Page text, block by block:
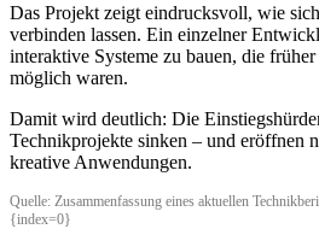
Das Projekt zeigt eindrucksvoll, wie
verbinden lassen. Ein einzelner
interaktive Systeme zu bauen, die
möglich waren.
Damit wird deutlich: Die
Technikprojekte sinken – und eröffnen
kreative Anwendungen.
Quelle: Zusammenfassung eines aktuellen
{index=0}